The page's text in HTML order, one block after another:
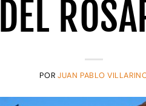
DEL
POR JUAN PABLO